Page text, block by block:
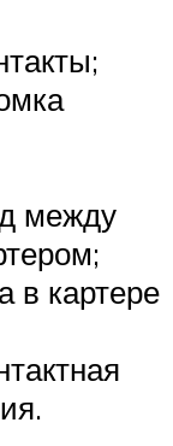
между
в картере